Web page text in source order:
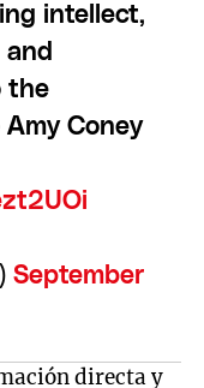
intellect,
the
Coney
September
directa y